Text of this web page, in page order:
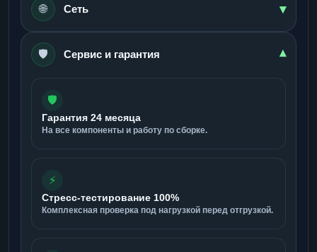
🌐 Сеть ▾
🛡️ Сервис и гарантия ▾
🛡️
Гарантия 24 месяца
На все компоненты и работу по сборке.
⚡
Стресс-тестирование 100%
Комплексная проверка под нагрузкой перед отгрузкой.